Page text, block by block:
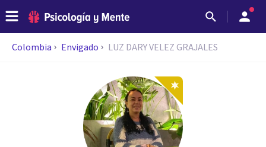
Colombia Envigado LUZ DARY VELEZ GRAJALES